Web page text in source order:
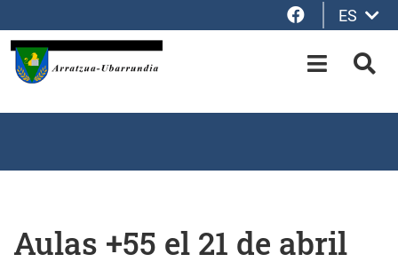
Facebook
ES
OPEN-
Aulas +55 el 21 de abril